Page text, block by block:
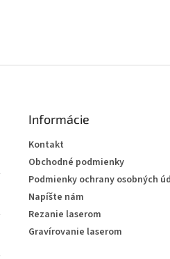
Informácie
Kontakt
Obchodné podmienky
Podmienky ochrany osobných
Napíšte nám
Rezanie laserom
Gravírovanie laserom